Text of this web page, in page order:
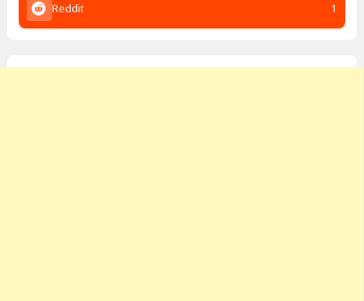
Reddit 1